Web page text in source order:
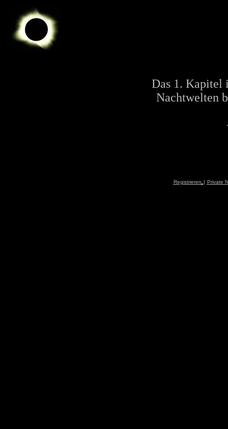
Das 1. Kapitel
Nachtwelten
Registrieren | Private